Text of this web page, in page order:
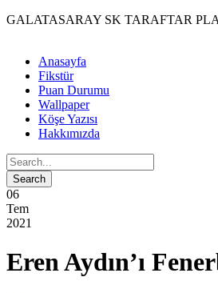
GALATASARAY SK TARAFTAR
Anasayfa
Fikstür
Puan Durumu
Wallpaper
Köşe Yazısı
Hakkımızda
06
Tem
2021
Eren Aydın’ı